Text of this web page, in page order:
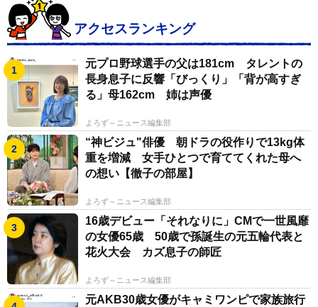
アクセスランキング
元プロ野球選手の父は181cm タレントの
長身息子に反響「びっくり」「背が高すぎ
る」母162cm 姉は声優
よろず～ニュース編集部
“神ビジュ"俳優 朝ドラの役作りで13kg体
重を増減 女手ひとつで育ててくれた母へ
の想い【徹子の部屋】
よろず～ニュース編集部
16歳デビュー「それなりに」CMで一世風靡
の女優65歳 50歳で孫誕生の元五輪代表と
花火大会 カズ息子の師匠
よろず～ニュース編集部
元AKB30歳女優がキャミワンピで家族旅行